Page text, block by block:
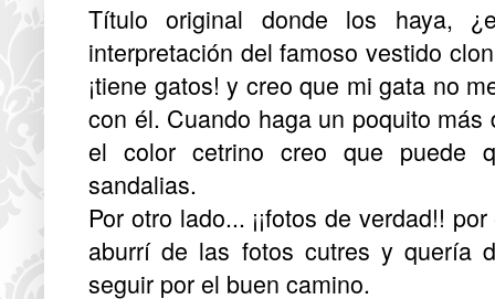
Título original donde los haya,
interpretación del famoso vestido
¡tiene gatos! y creo que mi gata no
con él. Cuando haga un poquito
el color cetrino creo que puede
sandalias.
Por otro lado... ¡¡fotos de verdad!!
aburrí de las fotos cutres y quería
seguir por el buen camino.